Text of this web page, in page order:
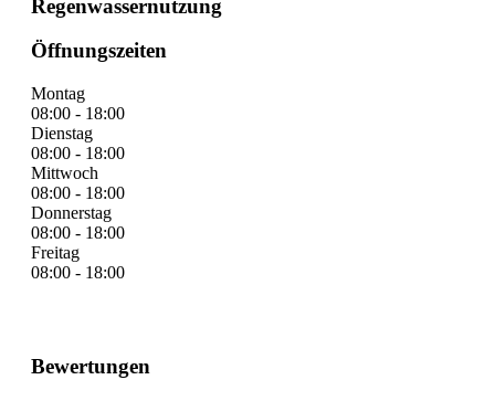
Regenwassernutzung
Öffnungszeiten
Montag
08:00 - 18:00
Dienstag
08:00 - 18:00
Mittwoch
08:00 - 18:00
Donnerstag
08:00 - 18:00
Freitag
08:00 - 18:00
Bewertungen